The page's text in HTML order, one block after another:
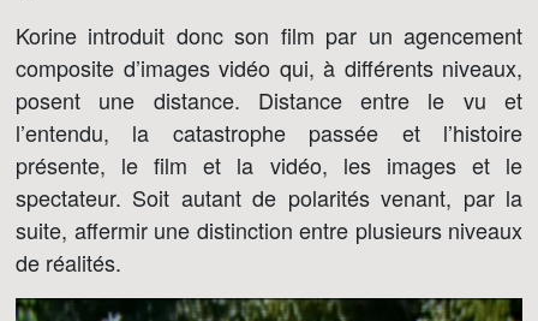
Korine introduit donc son film par un agencement
composite d’images vidéo qui, à différents niveaux,
posent une distance. Distance entre le vu et
l’entendu, la catastrophe passée et l’histoire
présente, le film et la vidéo, les images et le
spectateur. Soit autant de polarités venant, par la
suite, affermir une distinction entre plusieurs niveaux
de réalités.